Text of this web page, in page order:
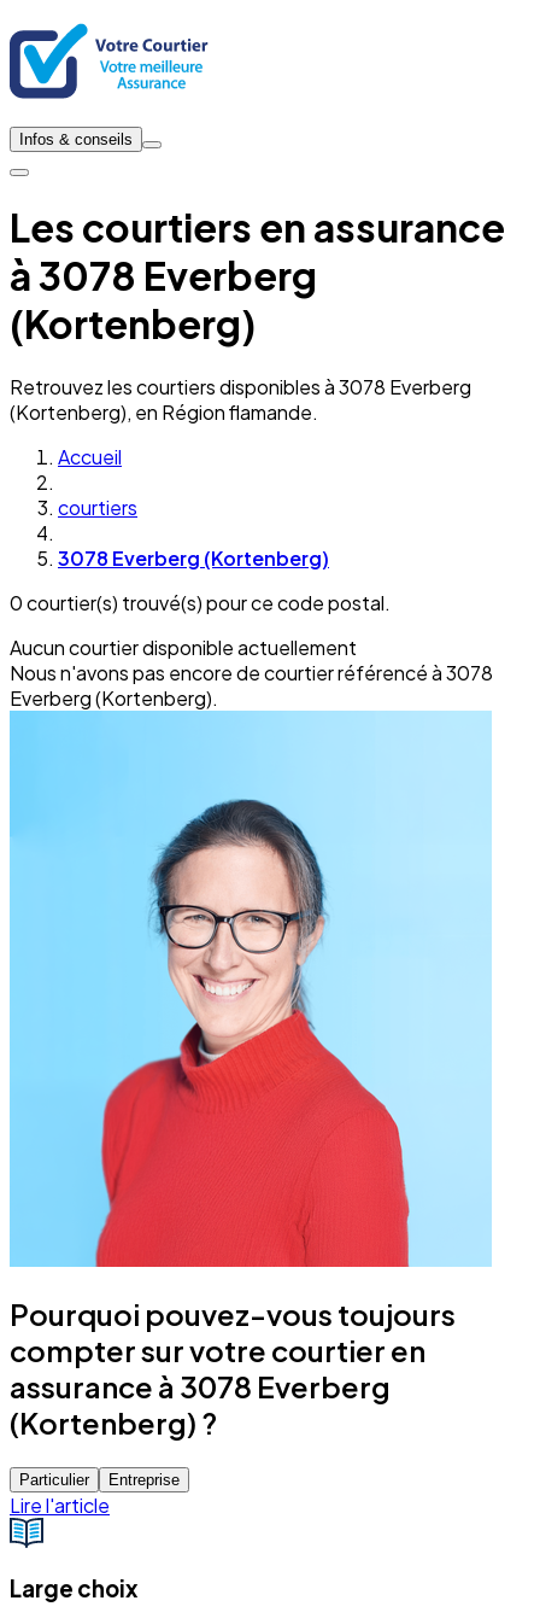
Infos & conseils
Les courtiers en assurance
à 3078 Everberg
(Kortenberg)
Retrouvez les courtiers disponibles à 3078 Everberg
(Kortenberg), en Région flamande.
Accueil
courtiers
3078 Everberg (Kortenberg)
0 courtier(s) trouvé(s) pour ce code postal.
Aucun courtier disponible actuellement
Nous n'avons pas encore de courtier référencé à 3078
Everberg (Kortenberg).
Pourquoi pouvez-vous toujours
compter sur votre courtier en
assurance à 3078 Everberg
(Kortenberg) ?
Particulier Entreprise
Lire l'article
Large choix